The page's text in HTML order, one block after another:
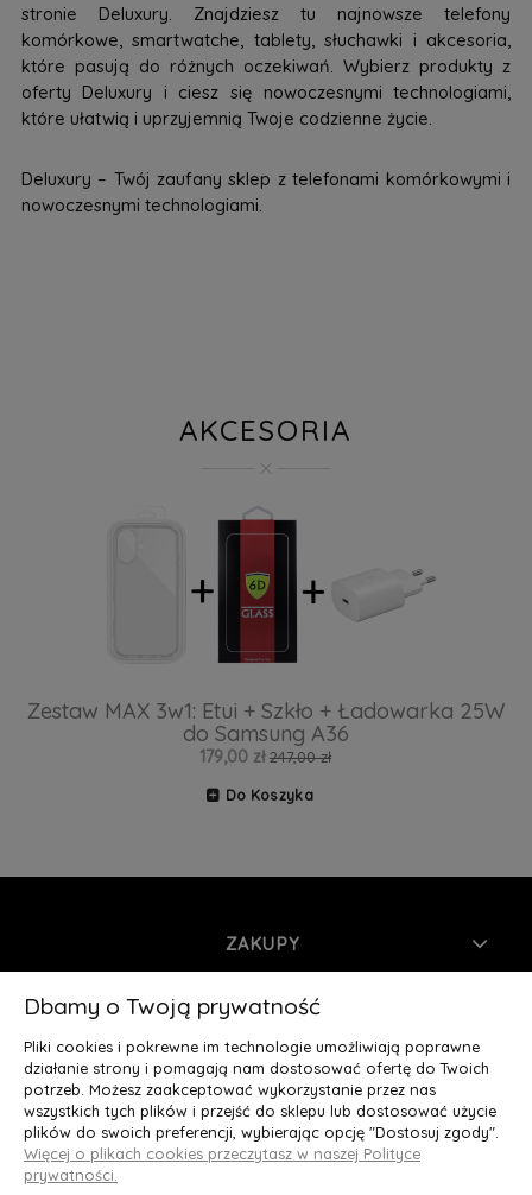
stronie Deluxury. Znajdziesz tu najnowsze telefony
komórkowe, smartwatche, tablety, słuchawki i akcesoria,
które pasują do różnych oczekiwań. Wybierz produkty z
oferty Deluxury i ciesz się nowoczesnymi technologiami,
które ułatwią i uprzyjemnią Twoje codzienne życie.
Deluxury – Twój zaufany sklep z telefonami komórkowymi i
nowoczesnymi technologiami.
AKCESORIA
Zestaw MAX 3w1: Etui + Szkło + Ładowarka 25W
do Samsung A36
179,00 zł 247,00 zł
Do Koszyka
ZAKUPY
INFORMACJE
MOJE KONTO
O NAS
Deluxury.pl
Dbamy o Twoją prywatność
Pliki cookies i pokrewne im technologie umożliwiają poprawne
działanie strony i pomagają nam dostosować ofertę do Twoich
potrzeb. Możesz zaakceptować wykorzystanie przez nas
wszystkich tych plików i przejść do sklepu lub dostosować użycie
plików do swoich preferencji, wybierając opcję "Dostosuj zgody".
Więcej o plikach cookies przeczytasz w naszej Polityce
prywatności.